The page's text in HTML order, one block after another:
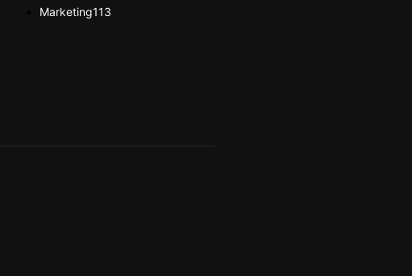
Marketing113